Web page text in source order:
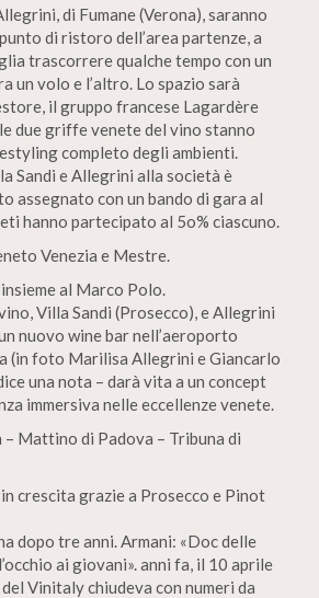
di Fumane (Verona), saranno
di ristoro dell’area partenze, a
trascorrere qualche tempo con un
un volo e l’altro. Lo spazio sarà
il gruppo francese Lagardère
due griffe venete del vino stanno
completo degli ambienti.
Sandi e Allegrini alla società è
assegnato con un bando di gara al
hanno partecipato al 5o% ciascuno.
Venezia e Mestre.
al Marco Polo.
Villa Sandi (Prosecco), e Allegrini
nuovo wine bar nell’aeroporto
(in foto Marilisa Allegrini e Giancarlo
una nota – darà vita a un concept
immersiva nelle eccellenze venete.
– Mattino di Padova – Tribuna di
crescita grazie a Prosecco e Pinot
dopo tre anni. Armani: «Doc delle
ai giovani». anni fa, il 10 aprile
Vinitaly chiudeva con numeri da